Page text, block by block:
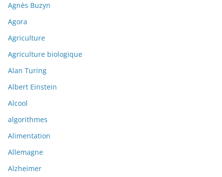
Agnès Buzyn
Agora
Agriculture
Agriculture biologique
Alan Turing
Albert Einstein
Alcool
algorithmes
Alimentation
Allemagne
Alzheimer